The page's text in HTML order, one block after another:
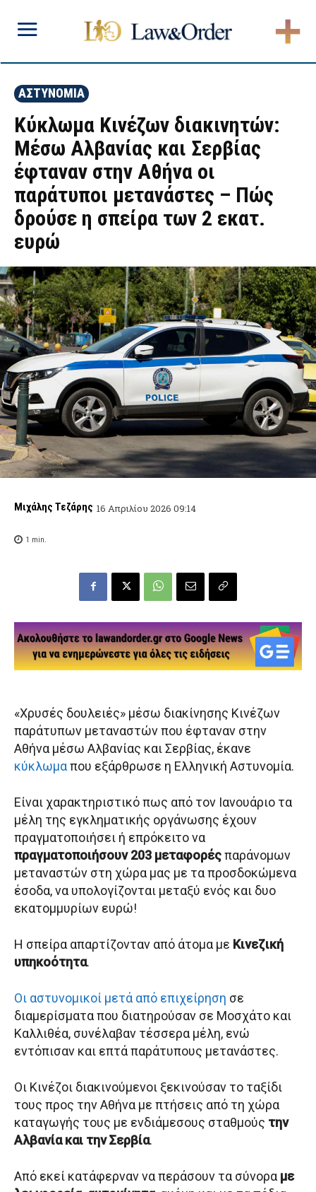
ΑΣΤΥΝΟΜΙΑ
Κύκλωμα Κινέζων διακινητών:
Μέσω Αλβανίας και Σερβίας
έφταναν στην Αθήνα οι
παράτυποι μετανάστες – Πώς
δρούσε η σπείρα των 2 εκατ.
ευρώ
Μιχάλης Τεζάρης 16 Απριλίου 2026 09:14
1 min.
«Χρυσές δουλειές» μέσω διακίνησης Κινέζων
παράτυπων μεταναστών που έφταναν στην
Αθήνα μέσω Αλβανίας και Σερβίας, έκανε
κύκλωμαπου εξάρθρωσε η Ελληνική Αστυνομία.
Είναι χαρακτηριστικό πως από τον Ιανουάριο τα
μέλη της εγκληματικής οργάνωσης έχουν
πραγματοποιήσει ή επρόκειτο να
πραγματοποιήσουν 203 μεταφορέςπαράνομων
μεταναστών στη χώρα μας με τα προσδοκώμενα
έσοδα, να υπολογίζονται μεταξύ ενός και δυο
εκατομμυρίων ευρώ!
Η σπείρα απαρτίζονταν από άτομα με Κινεζική
υπηκοότητα.
Οι αστυνομικοί μετά από επιχείρηση σε
διαμερίσματα που διατηρούσαν σε Μοσχάτο και
Καλλιθέα, συνέλαβαν τέσσερα μέλη, ενώ
εντόπισαν και επτά παράτυπους μετανάστες.
Οι Κινέζοι διακινούμενοι ξεκινούσαν το ταξίδι
τους προς την Αθήνα με πτήσεις από τη χώρα
καταγωγής τους με ενδιάμεσους σταθμούς την
Αλβανία και την Σερβία.
Από εκεί κατάφερναν να περάσουν τα σύνοραμε